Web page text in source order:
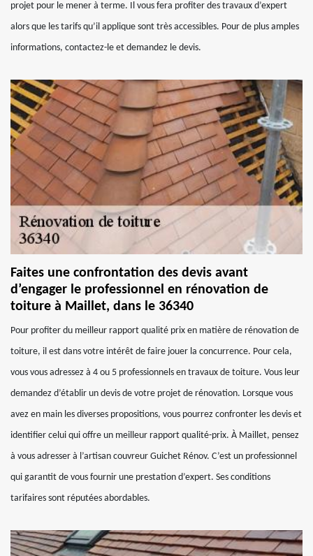
projet pour le mener à terme. Il vous fera profiter des travaux d’expert
alors que les tarifs qu’il applique sont très accessibles. Pour de plus amples
informations, contactez-le et demandez le devis.
Faites une confrontation des devis avant
d’engager le professionnel en rénovation de
toiture à Maillet, dans le 36340
Pour profiter du meilleur rapport qualité prix en matière de rénovation de
toiture, il est dans votre intérêt de faire jouer la concurrence. Pour cela,
vous vous adressez à 4 ou 5 professionnels en travaux de toiture. Vous leur
demandez d’établir un devis de votre projet de rénovation. Lorsque vous
avez en main les diverses propositions, vous pourrez confronter les devis et
identifier celui qui offre un meilleur rapport qualité-prix. À Maillet, pensez
à vous adresser à l’artisan couvreur Guichet Rénov. C’est un professionnel
qui garantit de vous fournir une prestation d’expert. Ses conditions
tarifaires sont réputées abordables.